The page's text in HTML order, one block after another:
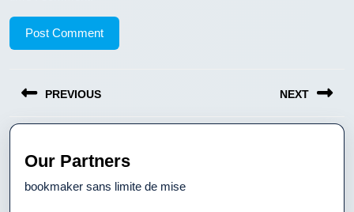
navigation
PREVIOUS
Previous
post:
NEXT
Our Partners
bookmaker sans limite de mise